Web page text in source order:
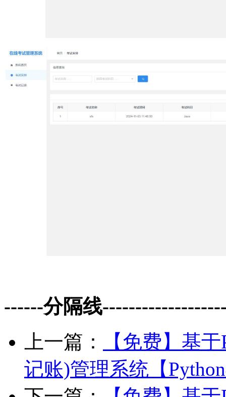
------分隔线
上一篇：
【免费】基
记账)管理系统【